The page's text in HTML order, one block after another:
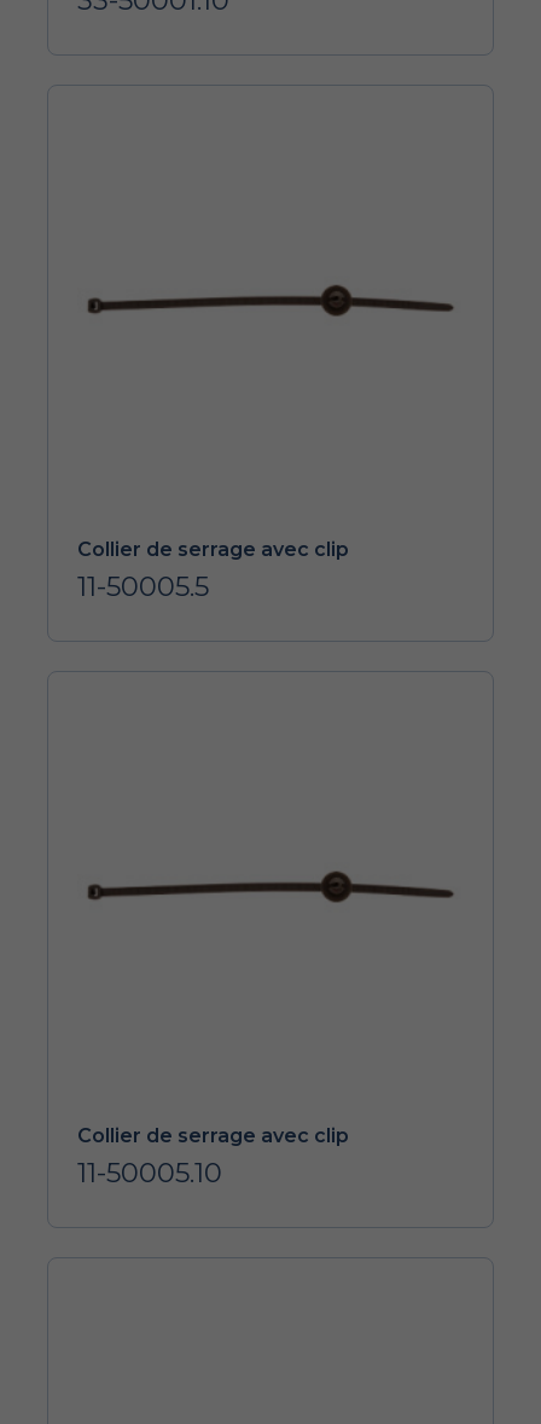
Collier de serrage avec clip
11-50005.5
Collier de serrage avec clip
11-50005.10